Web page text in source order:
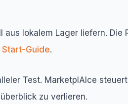
lokalem Lager liefern.
Start-Guide.
Test. MarketplAIce
zu verlieren.